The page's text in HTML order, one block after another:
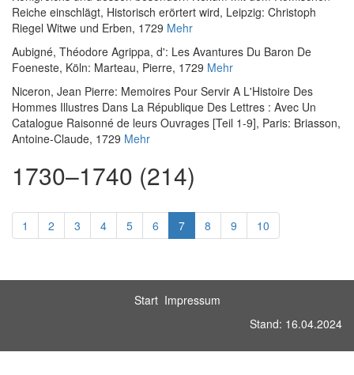
Reiche einschlägt, Historisch erörtert wird, Leipzig: Christoph
Riegel Witwe und Erben, 1729 Mehr
Aubigné, Théodore Agrippa, d': Les Avantures Du Baron De
Foeneste, Köln: Marteau, Pierre, 1729 Mehr
Niceron, Jean Pierre: Memoires Pour Servir A L'Histoire Des
Hommes Illustres Dans La République Des Lettres : Avec Un
Catalogue Raisonné de leurs Ouvrages [Teil 1-9], Paris: Briasson,
Antoine-Claude, 1729 Mehr
1730–1740 (214)
1 2 3 4 5 6 7 8 9 10
Start Impressum
Stand: 16.04.2024